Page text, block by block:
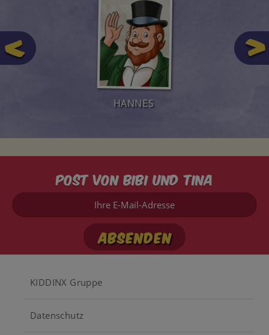
HANNES
Post von Bibi und Tina
Ihre
Mail-
Footer
KIDDINX Gruppe
Datenschutz